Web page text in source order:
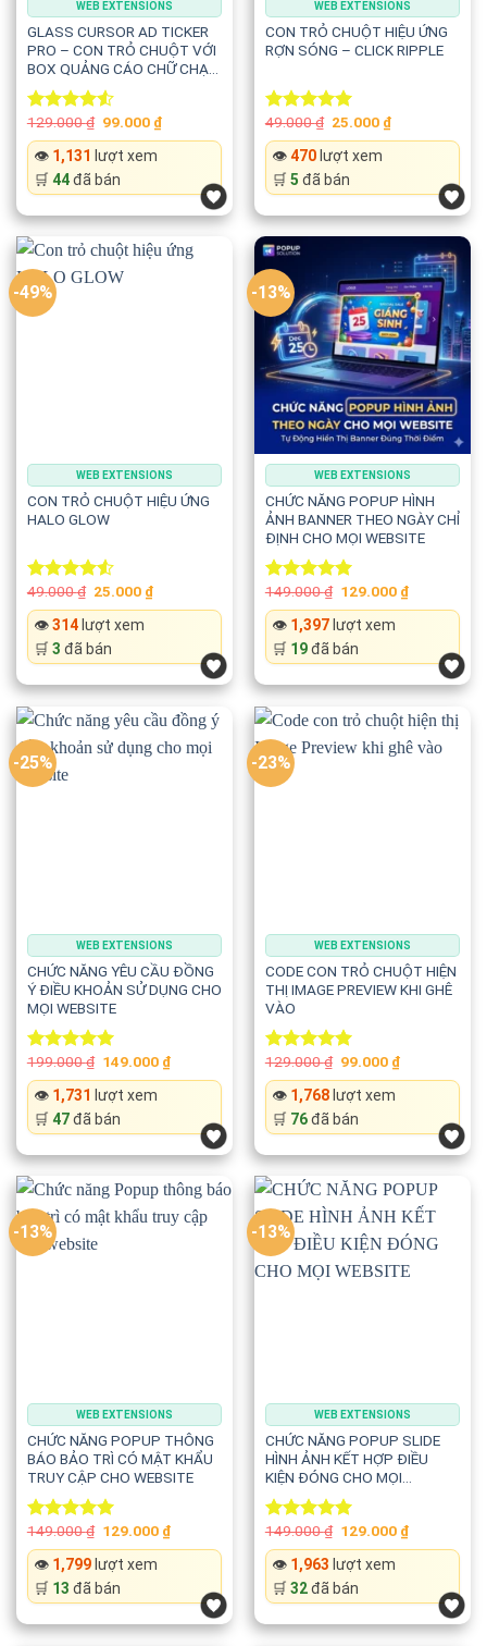
💖 Logo thương hiệu
🛍️ Sản phẩm
⭐ Ngôi sao
❤️ Trái tim
🎈 Bong bóng
🎁 Quà tặng
🎂 Sinh nhật
Giúp tạo nên phong cách độc đáo cho website.
📏 Tùy chỉnh kích thước linh hoạt
Dễ dàng thay đổi:
📐 Kích thước tổng thể
↔️ Chiều rộng
↕️ Chiều cao
Giữ nguyên tỷ lệ hoặc tùy chỉnh theo nhu cầu thiết kế.
🌫️ Hiệu ứng mờ dần tự nhiên
💨 Biến mất tự nhiên
Mang lại cảm giác chuyển động nhẹ nhàng và chuyên
nghiệp.
📍 Điều chỉnh vị trí theo con trỏ
Có thể thay đổi:
➡️ Lệch sang trái hoặc phải
⬆️ Lệch lên trên
🎨 Điều chỉnh độ trong suốt
Cho phép tùy chỉnh:
🌟 Độ đậm của hình ảnh
🌟 Mức trong suốt
🌟 Hiệu ứng hiển thị phù hợp với giao diện sáng hoặc tối.
WEB EXTENSIONS
GLASS CURSOR AD TICKER
PRO – CON TRỎ CHUỘT VỚI
BOX QUẢNG CÁO CHỮ CHẠY
THEO
Rated
4.50out
of 5
129.000₫ Original
was:
129.000 ₫.
99.000 ₫Current
price
👁️ 1,131 lượt xem
🛒 44đã bán
WEB EXTENSIONS
CON TRỎ CHUỘT HIỆU ỨNG
RỢN SÓNG – CLICK RIPPLE
Rated5.00
out of 5
49.000₫ Original
was:
49.000 ₫.
25.000 ₫Current
price
👁️470lượt xem
🛒 5 đã bán
-49%
WEB EXTENSIONS
CON TRỎ CHUỘT HIỆU ỨNG
HALO GLOW
Rated
4.50out
of 5
49.000₫ Original
was:
49.000 ₫.
25.000 ₫Current
price
👁️314lượt xem
🛒 3 đã bán
-13%
WEB EXTENSIONS
CHỨC NĂNG POPUP HÌNH
ẢNH BANNER THEO NGÀY CHỈ
ĐỊNH CHO MỌI WEBSITE
Rated5.00
out of 5
149.000₫ Original
was:
149.000 ₫.
129.000 ₫Current
price
👁️ 1,397lượt xem
🛒 19đã bán
-25%
WEB EXTENSIONS
CHỨC NĂNG YÊU CẦU ĐỒNG
Ý ĐIỀU KHOẢN SỬ DỤNG CHO
MỌI WEBSITE
Rated5.00
out of 5
199.000₫ Original
was:
199.000 ₫.
149.000 ₫Current
price
👁️ 1,731 lượt xem
🛒 47đã bán
-23%
WEB EXTENSIONS
CODE CON TRỎ CHUỘT HIỆN
THỊ IMAGE PREVIEW KHI GHÊ
VÀO
Rated5.00
out of 5
129.000₫ Original
was:
129.000 ₫.
99.000 ₫Current
price
👁️ 1,768lượt xem
🛒 76đã bán
-13%
WEB EXTENSIONS
CHỨC NĂNG POPUP THÔNG
BÁO BẢO TRÌ CÓ MẬT KHẨU
TRUY CẬP CHO WEBSITE
Rated5.00
out of 5
149.000₫ Original
was:
149.000 ₫.
129.000 ₫Current
price
👁️ 1,799lượt xem
🛒 13 đã bán
-13%
WEB EXTENSIONS
CHỨC NĂNG POPUP SLIDE
HÌNH ẢNH KẾT HỢP ĐIỀU
KIỆN ĐÓNG CHO MỌI
WEBSITE
Rated5.00
out of 5
149.000₫ Original
was:
149.000 ₫.
129.000 ₫Current
price
👁️ 1,963 lượt xem
🛒 32đã bán